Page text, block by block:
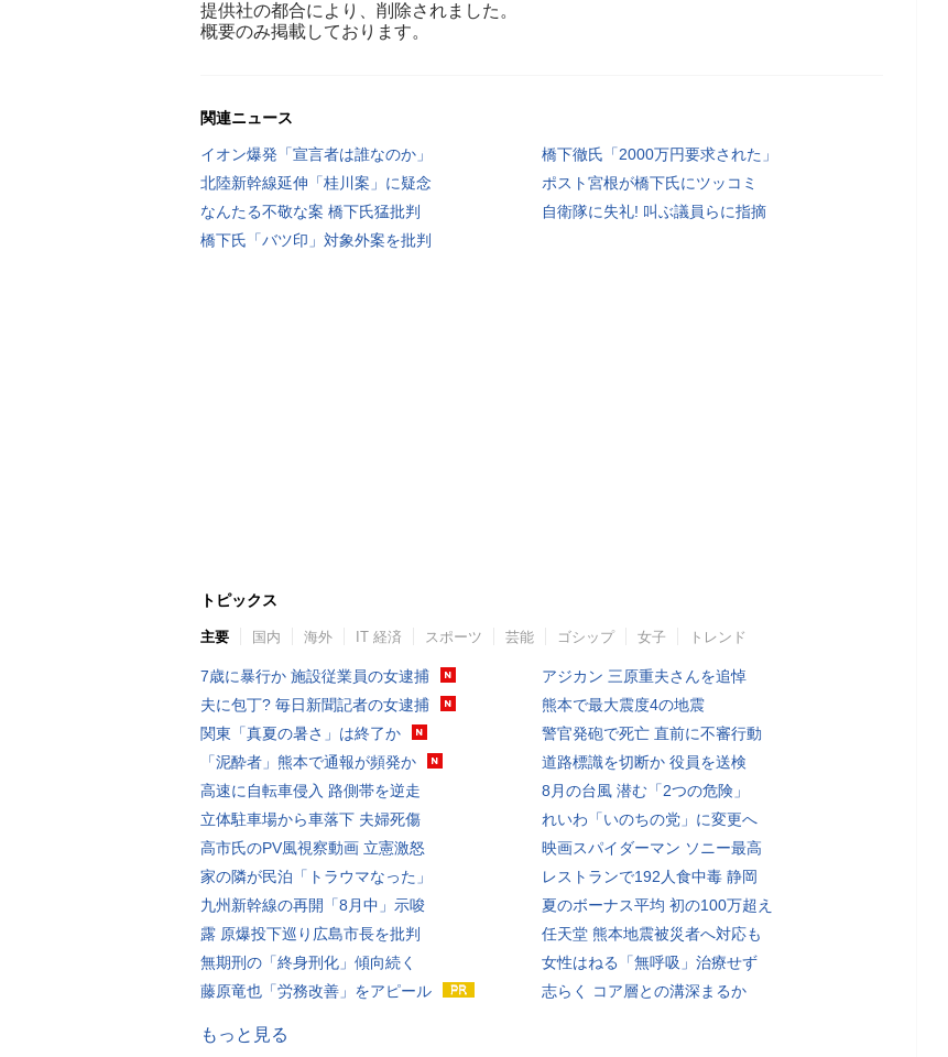
提供社の都合により、削除されました。
概要のみ掲載しております。
関連ニュース
イオン爆発「宣言者は誰なのか」
橋下徹氏「2000万円要求された」
北陸新幹線延伸「桂川案」に疑念
ポスト宮根が橋下氏にツッコミ
なんたる不敬な案 橋下氏猛批判
自衛隊に失礼! 叫ぶ議員らに指摘
橋下氏「バツ印」対象外案を批判
トピックス
主要 国内 海外 IT 経済 スポーツ 芸能 ゴシップ 女子 トレンド
7歳に暴行か 施設従業員の女逮捕
夫に包丁? 毎日新聞記者の女逮捕
関東「真夏の暑さ」は終了か
「泥酔者」熊本で通報が頻発か
高速に自転車侵入 路側帯を逆走
立体駐車場から車落下 夫婦死傷
高市氏のPV風視察動画 立憲激怒
家の隣が民泊「トラウマなった」
九州新幹線の再開「8月中」示唆
露 原爆投下巡り広島市長を批判
無期刑の「終身刑化」傾向続く
藤原竜也「労務改善」をアピール
アジカン 三原重夫さんを追悼
熊本で最大震度4の地震
警官発砲で死亡 直前に不審行動
道路標識を切断か 役員を送検
8月の台風 潜む「2つの危険」
れいわ「いのちの党」に変更へ
映画スパイダーマン ソニー最高
レストランで192人食中毒 静岡
夏のボーナス平均 初の100万超え
任天堂 熊本地震被災者へ対応も
女性はねる「無呼吸」治療せず
志らく コア層との溝深まるか
もっと見る